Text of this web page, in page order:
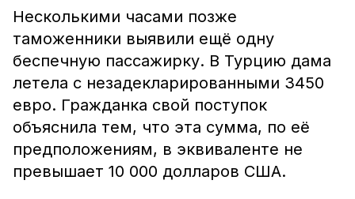
Несколькими часами позже
таможенники выявили ещё одну
беспечную пассажирку. В Турцию дама
летела с незадекларированными 3450
евро. Гражданка свой поступок
объяснила тем, что эта сумма, по её
предположениям, в эквиваленте не
превышает 10 000 долларов США.